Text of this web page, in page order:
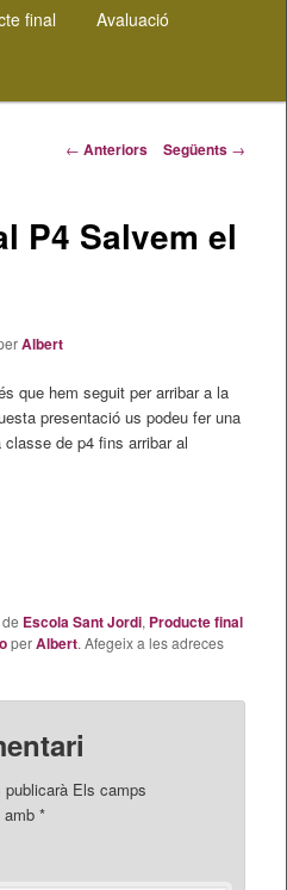
final Avaluació
Navegació
← Anteriors Següents →
P4 Salvem el
Albert
que hem seguit per arribar a la
presentació us podeu fer una
de p4 fins arribar al
Escola Sant Jordi, Producte final
perAlbert. Afegeix a les adreces
publicarà Els camps
amb*